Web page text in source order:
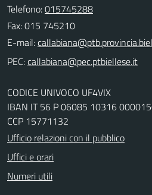
Telefono:015745288
Fax: 015 745210
E-mail:
PEC:
CODICE UNIVOCO UF4VIX
IBAN IT 56 P 06085 10316
CCP 15771132
Ufficio relazioni con il pubblico
Uffici e orari
Numeri utili